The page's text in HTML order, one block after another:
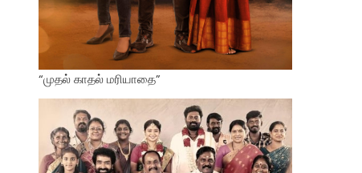
“முதல் காதல் மரியாதை”